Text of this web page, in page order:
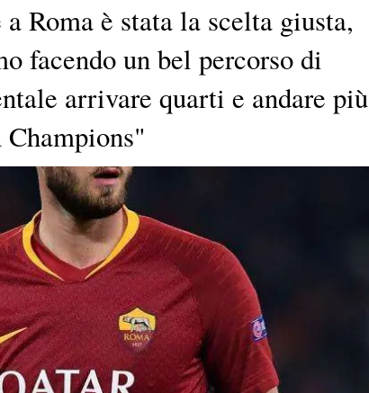
Roma è stata la scelta giusta,
facendo un bel percorso di
arrivare quarti e andare più